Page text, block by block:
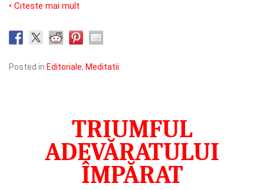
• Citeste mai mult
Posted in Editoriale, Meditatii
TRIUMFUL
ADEVĂRATULUI
ÎMPĂRAT